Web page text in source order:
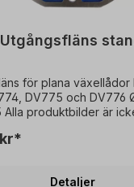
Utgångsfläns
för plana växellådor
DV775 och DV776
Alla produktbilder är
Detaljer